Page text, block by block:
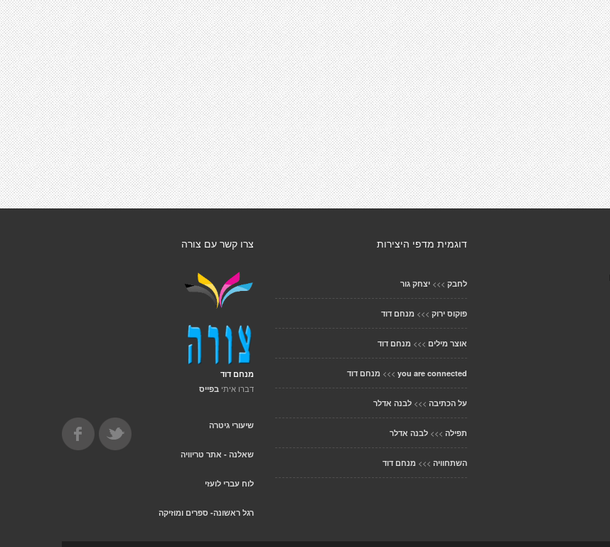
צרו קשר עם צורה
מנחם דוד
דברו איתי בפייס
שיעורי גיטרה
שאלנה - אתר טריוויה
לוח עברי לועזי
רגל ראשונה- ספרים ומוזיקה
דוגמית מדפי היצירות
לחבק >>> יצחק גור
פוקוס ירוק >>> מנחם דוד
אוצר מילים >>> מנחם דוד
you are connected
>>> מנחם דוד
על הכתיבה >>> לבנה אדלר
תפילה >>> לבנה אדלר
השתחוויה >>> מנחם דוד